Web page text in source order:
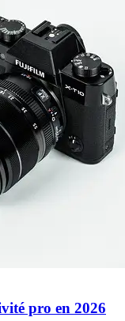
pro en 2026